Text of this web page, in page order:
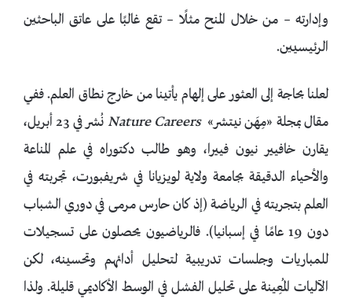
وإدارته – من خلال المنح مثلًا – تقع غالبًا على عاتق الباحثين
الرئيسيين.
لعلنا بحاجة إلى العثور على إلهام يأتينا من خارج نطاق العلم. ففي
مقال بمجلة «مِهَن نيتشر»Nature Careers
نُشر في 23 أبريل،
يقارن خافيير نيون فييرا، وهو طالب دكتوراه في علم المناعة
والأحياء الدقيقة بجامعة ولاية لويزيانا في شريفبورت، تجربته في
العلم بتجربته في الرياضة (إذ كان حارس مرمى في دوري الشباب
دون 19 عامًا في إسبانيا). فالرياضيون يحصلون على تسجيلات
للمباريات وجلسات تدريبية لتحليل أدائهم وتحسينه، لكن
الآليات المُعِينة على تحليل الفشل في الوسط الأكاديمي قليلة. ولذا